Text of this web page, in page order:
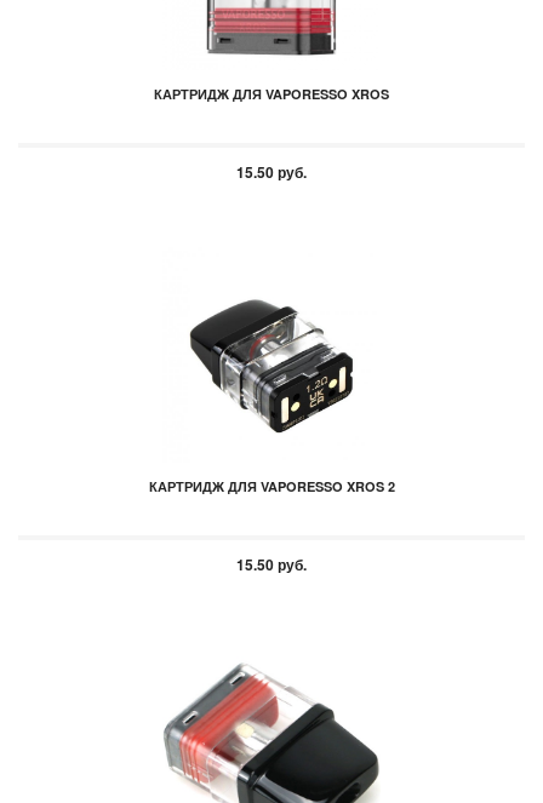
КАРТРИДЖ ДЛЯ VAPORESSO XROS
15.50 руб.
КАРТРИДЖ ДЛЯ VAPORESSO XROS 2
15.50 руб.